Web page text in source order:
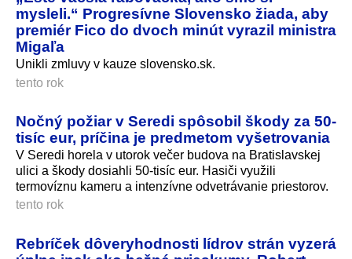
mysleli.“ Progresívne Slovensko žiada, aby
premiér Fico do dvoch minút vyrazil ministra
Migaľa
Unikli zmluvy v kauze slovensko.sk.
tento rok
Nočný požiar v Seredi spôsobil škody za 50-
tisíc eur, príčina je predmetom vyšetrovania
V Seredi horela v utorok večer budova na Bratislavskej
ulici a škody dosiahli 50-tisíc eur. Hasiči využili
termovíznu kameru a intenzívne odvetrávanie priestorov.
tento rok
Rebríček dôveryhodnosti lídrov strán vyzerá